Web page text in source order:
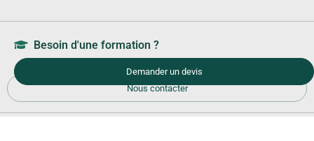
Besoin d'une formation ?
Demander un devis
Nous contacter